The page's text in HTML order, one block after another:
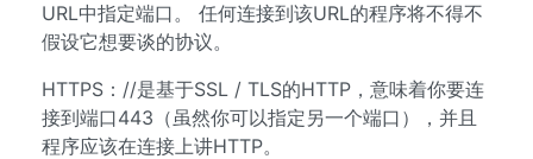
URL中指定端口。 任何连接到该URL的程序将不得不
假设它想要谈的协议。
HTTPS：//是基于SSL / TLS的HTTP，意味着你要连
接到端口443（虽然你可以指定另一个端口），并且
程序应该在连接上讲HTTP。